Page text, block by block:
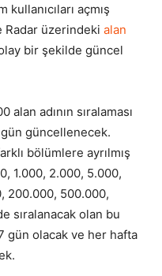
açmış
Radar üzerindeki alan
bir şekilde güncel
adının sıralaması
güncellenecek.
bölümlere ayrılmış
1.000, 2.000, 5.000,
200.000, 500.000,
sıralanacak olan bu
gün olacak ve her hafta